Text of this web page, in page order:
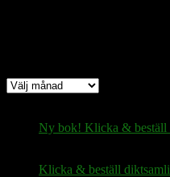
Arkiv
Ny bok! Klicka & beställ
Klicka & beställ